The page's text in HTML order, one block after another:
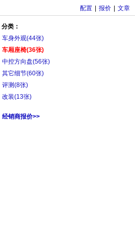
配置 报价 文章
分类：
车身外观(44张)
车厢座椅(36张)
中控方向盘(56张)
其它细节(60张)
评测(8张)
改装(13张)
经销商报价>>